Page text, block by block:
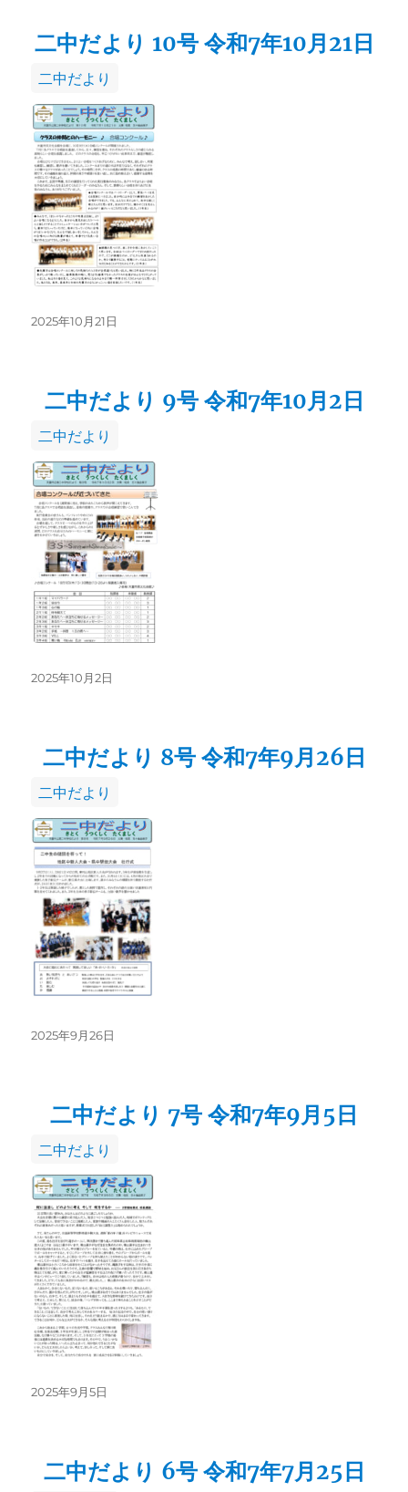
二中だより 10号 令和7年10月21日
カ
テ
ゴ
リ
ー
二中だより
投
2025年10月21日
二中だより 9号 令和7年10月2日
カ
テ
ゴ
リ
ー
二中だより
投
2025年10月2日
二中だより 8号 令和7年9月26日
カ
テ
ゴ
リ
ー
二中だより
投
2025年9月26日
二中だより 7号 令和7年9月5日
カ
テ
ゴ
リ
ー
二中だより
投
2025年9月5日
二中だより 6号 令和7年7月25日